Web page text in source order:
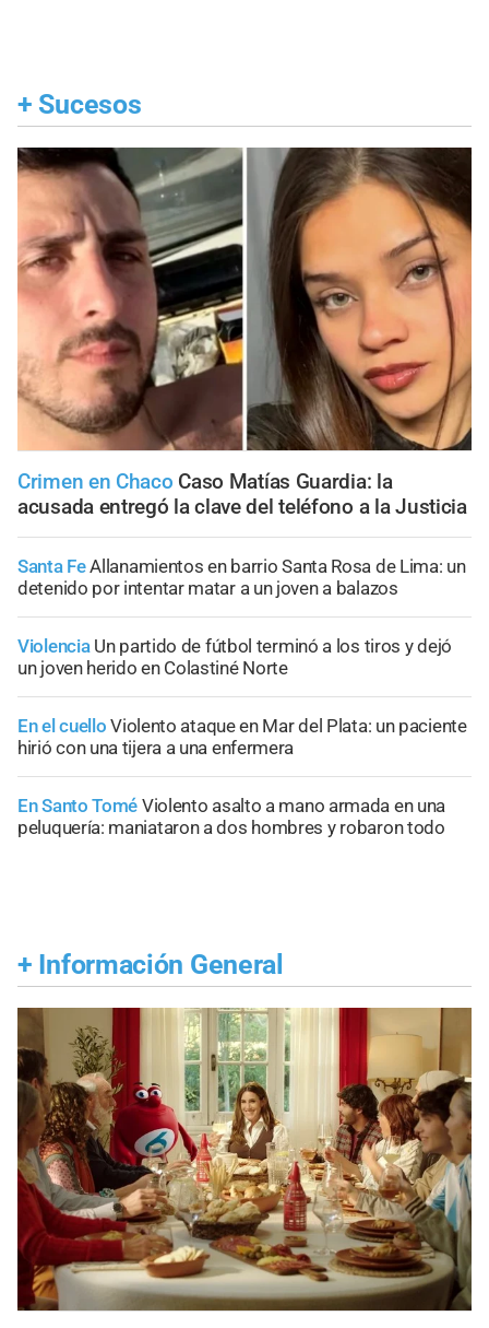
+ Sucesos
Crimen en Chaco Caso Matías Guardia: la
acusada entregó la clave del teléfono a la Justicia
Santa FeAllanamientos en barrio Santa Rosa de Lima: un
detenido por intentar matar a un joven a balazos
Violencia Un partido de fútbol terminó a los tiros y dejó
un joven herido en Colastiné Norte
En el cuello Violento ataque en Mar del Plata: un paciente
hirió con una tijera a una enfermera
En Santo Tomé Violento asalto a mano armada en una
peluquería: maniataron a dos hombres y robaron todo
+ Información General